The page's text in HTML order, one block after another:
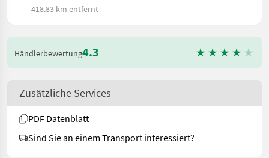
418.83 km entfernt
Händlerbewertung4.3
Zusätzliche Services
PDF Datenblatt
Sind Sie an einem Transport interessiert?